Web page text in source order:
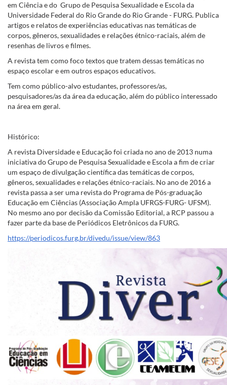
em Ciência e do Grupo de Pesquisa Sexualidade e Escola da
Universidade Federal do Rio Grande do Rio Grande - FURG. Publica
artigos e relatos de experiências educativas nas temáticas de
corpos, gêneros, sexualidades e relações étnico-raciais, além de
resenhas de livros e filmes.
A revista tem como foco textos que tratem dessas temáticas no
espaço escolar e em outros espaços educativos.
Tem como público-alvo estudantes, professores/as,
pesquisadores/as da área da educação, além do público interessado
na área em geral.
Histórico:
A revista Diversidade e Educação foi criada no ano de 2013 numa
iniciativa do Grupo de Pesquisa Sexualidade e Escola a fim de criar
um espaço de divulgação científica das temáticas de corpos,
gêneros, sexualidades e relações étnico-raciais. No ano de 2016 a
revista passa a ser uma revista do Programa de Pós-graduação
Educação em Ciências (Associação Ampla UFRGS-FURG- UFSM).
No mesmo ano por decisão da Comissão Editorial, a RCP passou a
fazer parte da base de Periódicos Eletrônicos da FURG.
https://periodicos.furg.br/divedu/issue/view/863